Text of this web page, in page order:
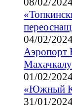
04/02/
Аэропорт
Махачкалу
01/02/
«Южный
31/01/